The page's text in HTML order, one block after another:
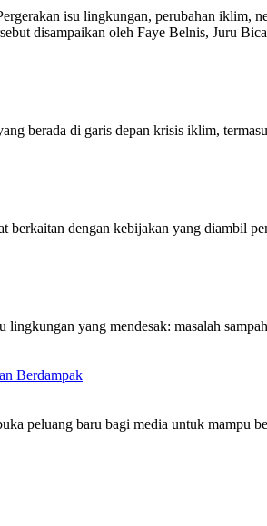
isu lingkungan, perubahan iklim,
disampaikan oleh Faye Belnis, Juru
berada di garis depan krisis iklim,
dengan kebijakan yang diambil
yang mendesak: masalah
Berdampak
peluang baru bagi media untuk mampu